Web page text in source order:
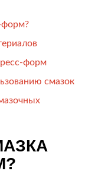
форм?
форм
смазок